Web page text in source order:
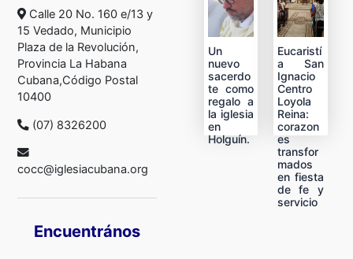
Calle 20 No. 160 e/13 y
15 Vedado, Municipio
Plaza de la Revolución,
Provincia La Habana
Cubana,Código Postal
10400
(07) 8326200
cocc@iglesiacubana.org
Un
nuevo
sacerdo
te como
regalo a
la iglesia
en
Holguín.
Eucaristí
a San
Ignacio
Centro
Loyola
Reina:
corazon
es
transfor
mados
en fiesta
de fe y
servicio
Encuentrános